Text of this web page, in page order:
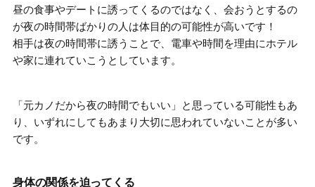
昼の食事やデートに誘ってくるのではなく、 会おうとするの
が夜の時間帯ばかりの人は体目的の可能性が高いです！
相手は夜の時間帯に誘うことで、電車や時間を理由にホテル
や家に連れていこうとしています。
「元カノだから夜の時間でもいい」と思っている可能性もあ
り、いずれにしてもあまり大切に思われていないことが多い
です。
身体の関係を迫ってくる